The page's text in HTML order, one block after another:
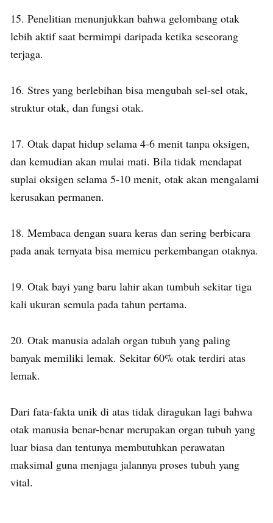
15. Penelitian menunjukkan bahwa gelombang otak
lebih aktif saat bermimpi daripada ketika seseorang
terjaga.
16. Stres yang berlebihan bisa mengubah sel-sel otak,
struktur otak, dan fungsi otak.
17. Otak dapat hidup selama 4-6 menit tanpa oksigen,
dan kemudian akan mulai mati. Bila tidak mendapat
suplai oksigen selama 5-10 menit, otak akan mengalami
kerusakan permanen.
18. Membaca dengan suara keras dan sering berbicara
pada anak ternyata bisa memicu perkembangan otaknya.
19. Otak bayi yang baru lahir akan tumbuh sekitar tiga
kali ukuran semula pada tahun pertama.
20. Otak manusia adalah organ tubuh yang paling
banyak memiliki lemak. Sekitar 60% otak terdiri atas
lemak.
Dari fata-fakta unik di atas tidak diragukan lagi bahwa
otak manusia benar-benar merupakan organ tubuh yang
luar biasa dan tentunya membutuhkan perawatan
maksimal guna menjaga jalannya proses tubuh yang
vital.